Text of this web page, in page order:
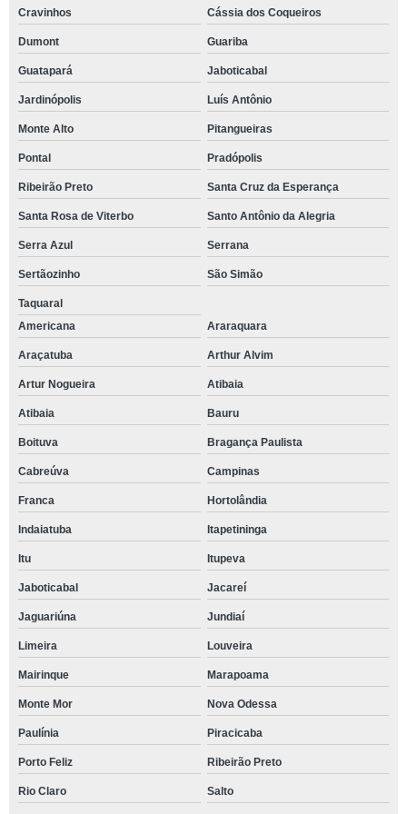
Cravinhos Cássia dos Coqueiros
Dumont Guariba
Guatapará Jaboticabal
Jardinópolis Luís Antônio
Monte Alto Pitangueiras
Pontal Pradópolis
Ribeirão Preto Santa Cruz da Esperança
Santa Rosa de Viterbo Santo Antônio da Alegria
Serra Azul Serrana
Sertãozinho São Simão
Taquaral
Americana
Araraquara
Araçatuba Arthur Alvim
Artur Nogueira Atibaia
Atibaia Bauru
Boituva Bragança Paulista
Cabreúva Campinas
Franca Hortolândia
Indaiatuba Itapetininga
Itu Itupeva
Jaboticabal Jacareí
Jaguariúna Jundiaí
Limeira Louveira
Mairinque Marapoama
Monte Mor Nova Odessa
Paulínia Piracicaba
Porto Feliz Ribeirão Preto
Rio Claro Salto